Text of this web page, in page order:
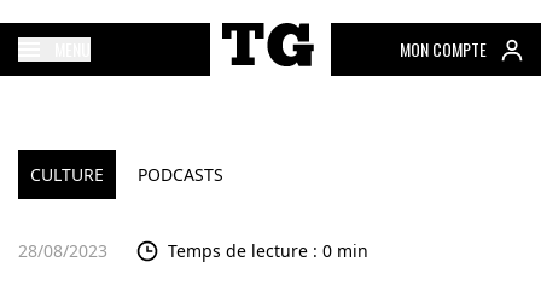
MON COMPTE
CULTURE PODCASTS
28/08/2023 Temps de lecture : 0 min